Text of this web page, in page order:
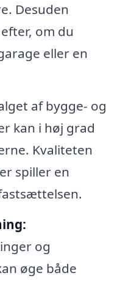
Desuden
om du
eller en
af bygge- og
kan i høj grad
Kvaliteten
spiller en
og
øge både